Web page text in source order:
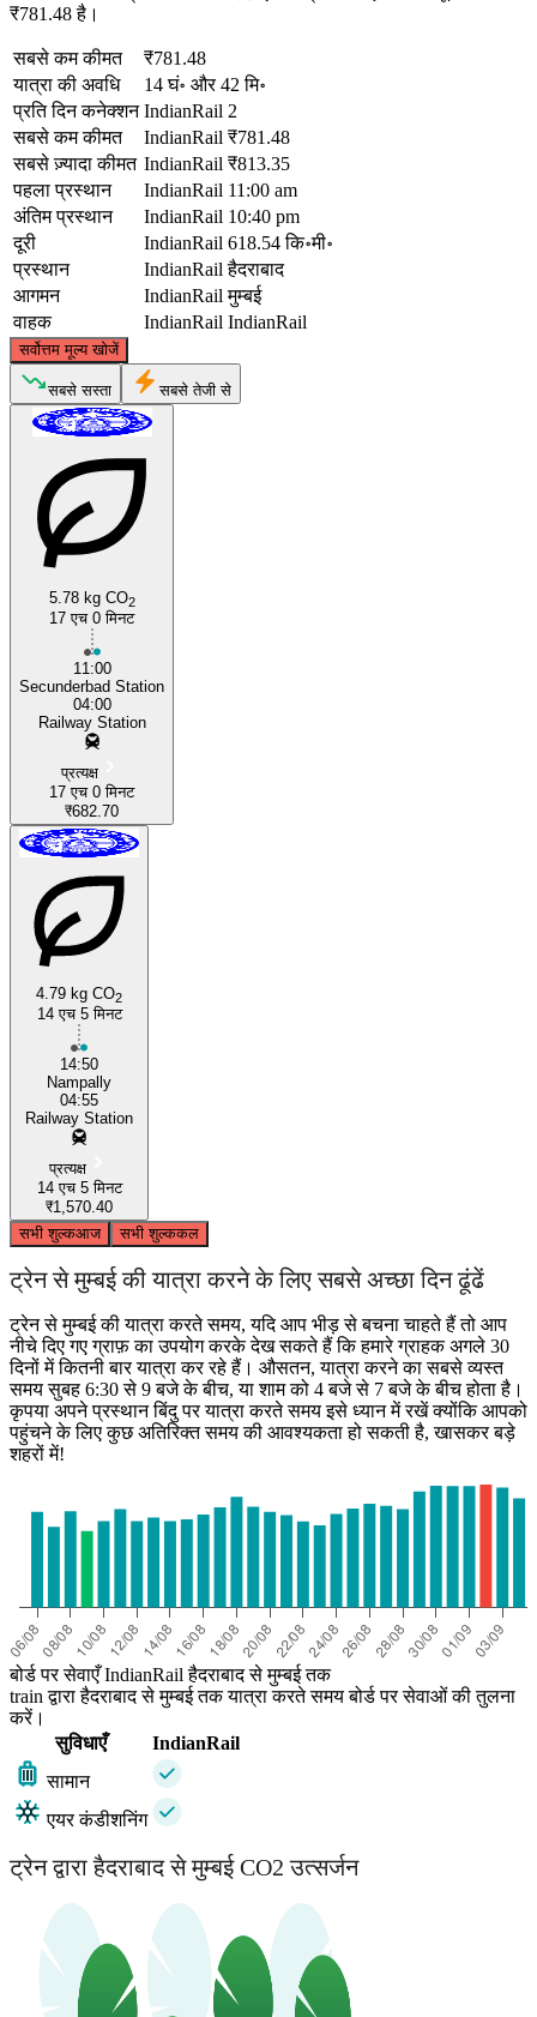
₹781.48 है।
सबसे कम कीमत
₹781.48
यात्रा की अवधि
14 घं॰ और 42 मि॰
प्रति दिन कनेक्शन IndianRail 2
सबसे कम कीमत
IndianRail ₹781.48
सबसे ज़्यादा कीमत IndianRail ₹813.35
पहला प्रस्थान
IndianRail 11:00 am
अंतिम प्रस्थान
IndianRail 10:40 pm
दूरी
IndianRail 618.54 कि॰मी॰
प्रस्थान
IndianRail हैदराबाद
आगमन
IndianRail मुम्बई
वाहक
IndianRail IndianRail
सर्वोत्तम मूल्य खोजें
Mumbai
©CARTO
सबसे सस्ता सबसे तेजी से
5.78 kg CO2
17 एच 0 मिनट
11:00
Secunderbad Station
04:00
Railway Station
प्रत्यक्ष
17 एच 0 मिनट
₹682.70
4.79 kg CO2
14 एच 5 मिनट
14:50
Nampally
04:55
Railway Station
प्रत्यक्ष
14 एच 5 मिनट
₹1,570.40
सभी शुल्कआज सभी शुल्ककल
ट्रेन से मुम्बई की यात्रा करने के लिए सबसे अच्छा दिन ढूंढें
ट्रेन से मुम्बई की यात्रा करते समय, यदि आप भीड़ से बचना चाहते हैं तो आप
नीचे दिए गए ग्राफ़ का उपयोग करके देख सकते हैं कि हमारे ग्राहक अगले 30
दिनों में कितनी बार यात्रा कर रहे हैं। औसतन, यात्रा करने का सबसे व्यस्त
समय सुबह 6:30 से 9 बजे के बीच, या शाम को 4 बजे से 7 बजे के बीच होता है।
कृपया अपने प्रस्थान बिंदु पर यात्रा करते समय इसे ध्यान में रखें क्योंकि आपको
पहुंचने के लिए कुछ अतिरिक्त समय की आवश्यकता हो सकती है, खासकर बड़े
शहरों में!
बोर्ड पर सेवाएँ IndianRail हैदराबाद से मुम्बई तक
train द्वारा हैदराबाद से मुम्बई तक यात्रा करते समय बोर्ड पर सेवाओं की तुलना
करें।
सुविधाएँ
IndianRail
सामान
एयर कंडीशनिंग
ट्रेन द्वारा हैदराबाद से मुम्बई CO2 उत्सर्जन